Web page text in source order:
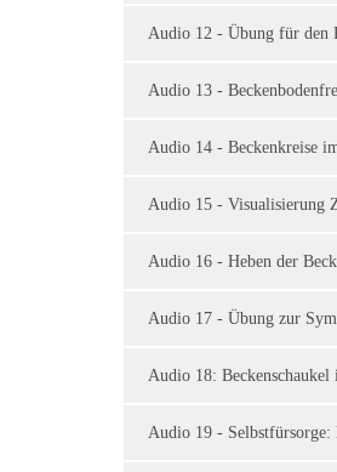
Audio 12 - Übung für den
Audio 13 -
Audio 14 - Beckenkreise
Audio 15 - Visualisierung
Audio 16 - Heben der
Audio 17 - Übung zur
Audio 18: Beckenschaukel
Audio 19 - Selbstfürsorge: